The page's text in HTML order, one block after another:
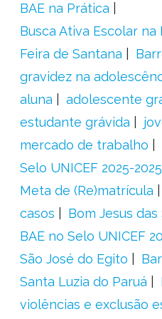
BAE na Prática
Busca Ativa Escolar na
Feira de Santana
gravidez na
aluna
adolescente
estudante grávida
mercado de trabalho
Selo UNICEF 2025-2025
Meta de (Re)matrícula
casos
Bom Jesus das
BAE no Selo UNICEF
São José do Egito
Santa Luzia do Paruá
violências e exclusão